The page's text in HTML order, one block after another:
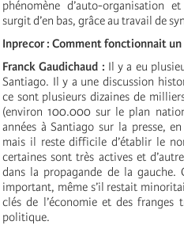
phénomène d’auto-organisation
surgit d’en bas, grâce au travail de
Inprecor : Comment fonctionnait
Franck Gaudichaud : Il y a eu
Santiago. Il y a une discussion
ce sont plusieurs dizaines de
(environ 100.000 sur le plan
années à Santiago sur la presse,
mais il reste difficile d’établir le
certaines sont très actives et
dans la propagande de la gauche.
important, même s’il restait
clés de l’économie et des
politique.